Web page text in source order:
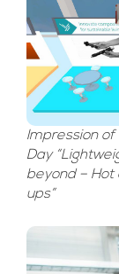
Impression of
Day
beyond –
ups”